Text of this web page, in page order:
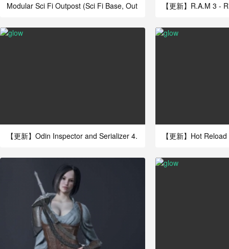
Modular Sci Fi Outpost (Sci Fi Base, Out 【更新】R.A.M 3 -
【更新】Odin Inspector and Serializer 4.